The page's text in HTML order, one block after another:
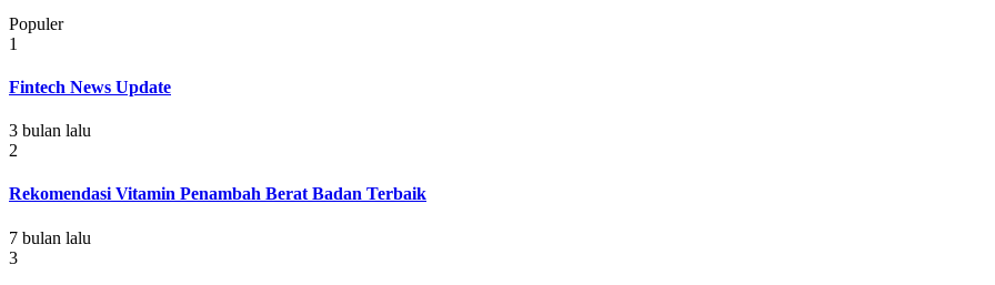
Populer
1
Fintech News Update
3 bulan lalu
2
Rekomendasi Vitamin Penambah Berat Badan Terbaik
7 bulan lalu
3